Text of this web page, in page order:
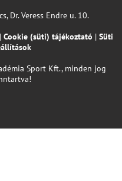
Dr. Veress Endre u. 10.
| Cookie (süti) tájékoztató | Süti
Sport Kft., minden jog